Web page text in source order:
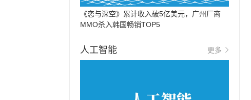
《恋与深空》累计收入破5亿美元，广州厂商
MMO杀入韩国畅销TOP5
人工智能 更多